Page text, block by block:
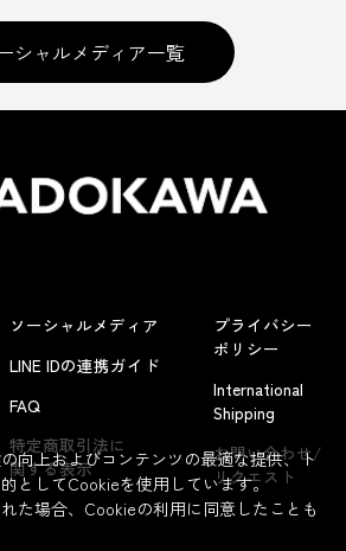
シャルメディア一覧
ソーシャルメディア
LINE IDの連携ガイド
FAQ
特定商取引法に
関する表示
プライバシー
ポリシー
International
Shipping
お問い合わせ/
リクエスト
向上およびコンテンツの最適な提供、ト
としてCookieを使用しています。
た場合、Cookieの利用に同意したことも